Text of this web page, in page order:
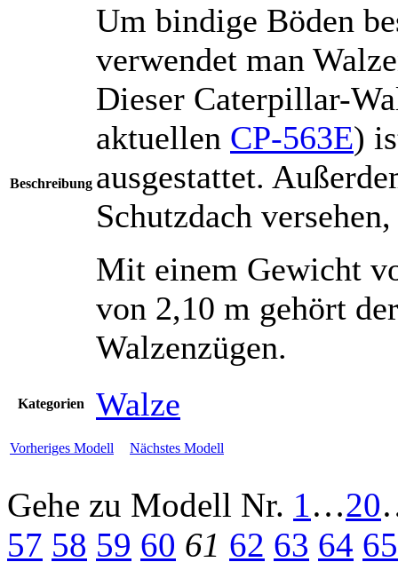
Beschreibung
Um bindige Böden
verwendet man
Dieser Caterpillar-
aktuellen CP-563E)
ausgestattet.
Schutzdach
Mit einem Gewicht
von 2,10 m gehört
Walzenzügen.
Kategorien Walze
Vorheriges Modell Nächstes Modell
Gehe zu Modell Nr. 1…20
57 58 59 60 61 62 63 64 65